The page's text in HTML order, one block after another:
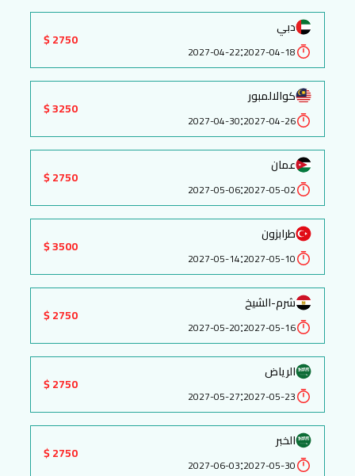
دبي
2027-04-18
:
2027-04-22
2750 $
كوالالمبور
2027-04-26
:
2027-04-30
3250 $
عمان
2027-05-02
:
2027-05-06
2750 $
طرابزون
2027-05-10
:
2027-05-14
3500 $
شرم-الشيخ
2027-05-16
:
2027-05-20
2750 $
الرياض
2027-05-23
:
2027-05-27
2750 $
الخبر
2027-05-30
:
2027-06-03
2750 $